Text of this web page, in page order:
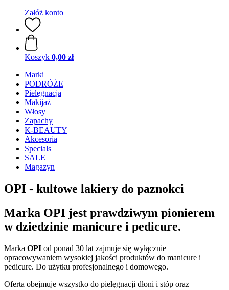
Załóż konto
Koszyk 0,00 zł
Marki
PODRÓŻE
Pielęgnacja
Makijaż
Włosy
Zapachy
K-BEAUTY
Akcesoria
Specials
SALE
Magazyn
OPI - kultowe lakiery do paznokci
Marka OPI jest prawdziwym pionierem
w dziedzinie manicure i pedicure.
Marka OPI od ponad 30 lat zajmuje się wyłącznie
opracowywaniem wysokiej jakości produktów do manicure i
pedicure. Do użytku profesjonalnego i domowego.
Oferta obejmuje wszystko do pielęgnacji dłoni i stóp oraz